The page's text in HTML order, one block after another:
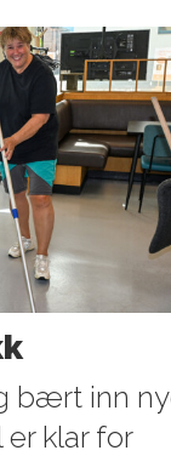
bært inn
klar for